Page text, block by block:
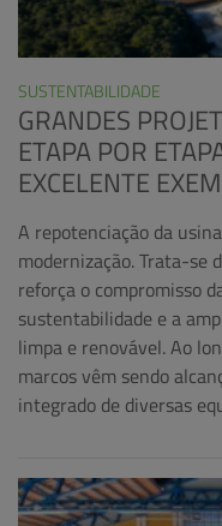
SUSTENTABILIDADE
GRANDES
ETAPA POR
EXCELENTE
A repotenciação da
modernização. Trata-se
reforça o compromisso
sustentabilidade e a
limpa e renovável. Ao
marcos vêm sendo
integrado de diversas